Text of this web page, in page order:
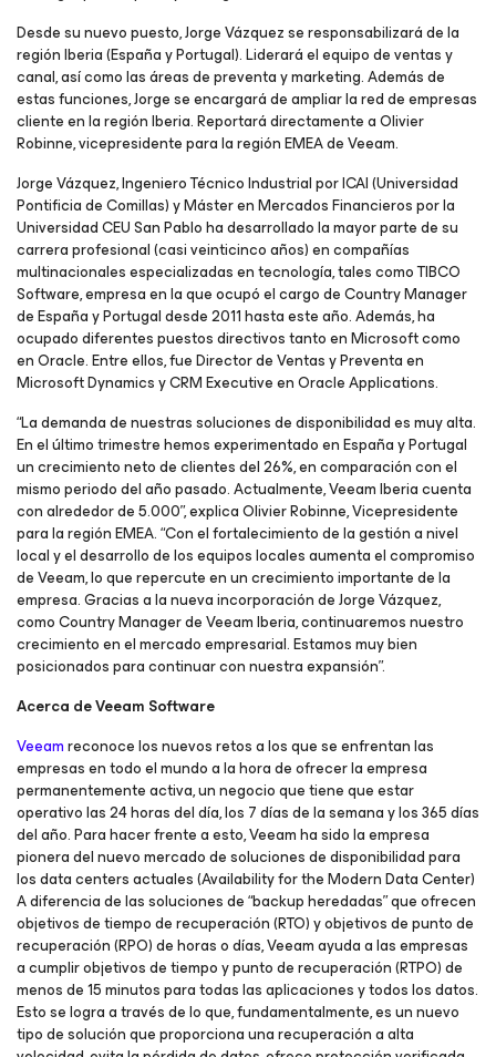
Desde su nuevo puesto, Jorge Vázquez se responsabilizará de la
región Iberia (España y Portugal). Liderará el equipo de ventas y
canal, así como las áreas de preventa y marketing. Además de
estas funciones, Jorge se encargará de ampliar la red de empresas
cliente en la región Iberia. Reportará directamente a Olivier
Robinne, vicepresidente para la región EMEA de Veeam.
Jorge Vázquez, Ingeniero Técnico Industrial por ICAI (Universidad
Pontificia de Comillas) y Máster en Mercados Financieros por la
Universidad CEU San Pablo ha desarrollado la mayor parte de su
carrera profesional (casi veinticinco años) en compañías
multinacionales especializadas en tecnología, tales como TIBCO
Software, empresa en la que ocupó el cargo de Country Manager
de España y Portugal desde 2011 hasta este año. Además, ha
ocupado diferentes puestos directivos tanto en Microsoft como
en Oracle. Entre ellos, fue Director de Ventas y Preventa en
Microsoft Dynamics y CRM Executive en Oracle Applications.
“La demanda de nuestras soluciones de disponibilidad es muy alta.
En el último trimestre hemos experimentado en España y Portugal
un crecimiento neto de clientes del 26%, en comparación con el
mismo periodo del año pasado. Actualmente, Veeam Iberia cuenta
con alrededor de 5.000”, explica Olivier Robinne, Vicepresidente
para la región EMEA. “Con el fortalecimiento de la gestión a nivel
local y el desarrollo de los equipos locales aumenta el compromiso
de Veeam, lo que repercute en un crecimiento importante de la
empresa. Gracias a la nueva incorporación de Jorge Vázquez,
como Country Manager de Veeam Iberia, continuaremos nuestro
crecimiento en el mercado empresarial. Estamos muy bien
posicionados para continuar con nuestra expansión”.
Acerca de Veeam Software
Veeamreconoce los nuevos retos a los que se enfrentan las
empresas en todo el mundo a la hora de ofrecer la empresa
permanentemente activa, un negocio que tiene que estar
operativo las 24 horas del día, los 7 días de la semana y los 365 días
del año. Para hacer frente a esto, Veeam ha sido la empresa
pionera del nuevo mercado de soluciones de disponibilidad para
los data centers actuales (Availability for the Modern Data Center)
A diferencia de las soluciones de “backup heredadas” que ofrecen
objetivos de tiempo de recuperación (RTO) y objetivos de punto de
recuperación (RPO) de horas o días, Veeam ayuda a las empresas
a cumplir objetivos de tiempo y punto de recuperación (RTPO) de
menos de 15 minutos para todas las aplicaciones y todos los datos.
Esto se logra a través de lo que, fundamentalmente, es un nuevo
tipo de solución que proporciona una recuperación a alta